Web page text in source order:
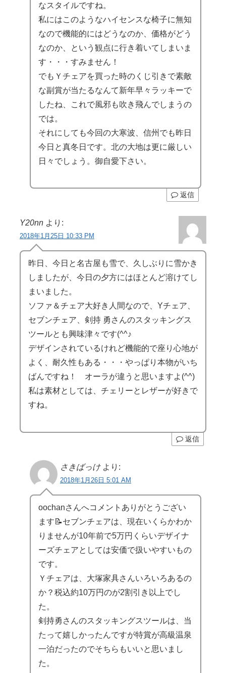
なスタイルですね。
私にはこのようなハイセンスな椅子に無知
なので機能的にはどうなのか、価格がどう
なのか、という観点に行き着いてしまいま
す・・・すみません！
でもＹチェアを買った時のくじ引きで素敵
な副賞が当たるなんて新年早々ラッキーで
したね、これで風邪も吹き飛んでしまうの
では。
それにしても今回の大寒波、信州でも昨日
今日と真冬日です。北の大地は更に厳しい
日々でしょう。御自愛下さい。
返信
Y20nn より:
2018年1月25日 10:33 PM
昨日、今日と名古屋も雪で、久しぶりに雪かき
しましたが、今日の夕方にはほとんど溶けてし
まいました。
ソファ＆チェア大好き人間なので、Yチェア、
セブンチェア、剣持 勇さんのスタッキングス
ツールとも興味津々です(^^♪
デザインされているけれど機能的で座り心地が
よく、耐久性もある・・・やっぱり本物がいち
ばんですね！ オーラが違うと思いますよ(^^)
私は素材としては、チェリーとレザーが好きで
すね。
返信
さきばっけ より:
2018年1月26日 5:01 AM
oochanさんへコメントありがとうござい
ます📝セブンチェアは、現在いくらかわか
りませんが10年前で5万円くらいデザイナ
ーズチェアとしては安価で扱いやすいもの
です。
Ｙチェアは、大塚家具さんいろいろあるの
か？税込約10万円のが2割引き以上でし
た。
剣持勇さんのスタッキングスツールは、当
たって嬉しかったんですが特賞が高級温泉
一泊だったのでそちらもいいと思いまし
た。